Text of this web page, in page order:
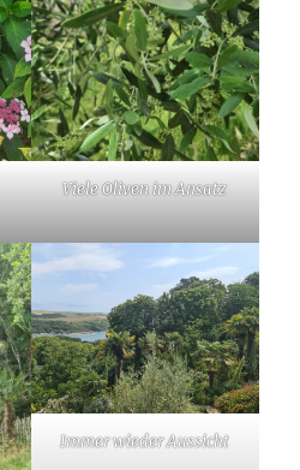
Viele Oliven im Ansatz
Immer wieder Aussicht